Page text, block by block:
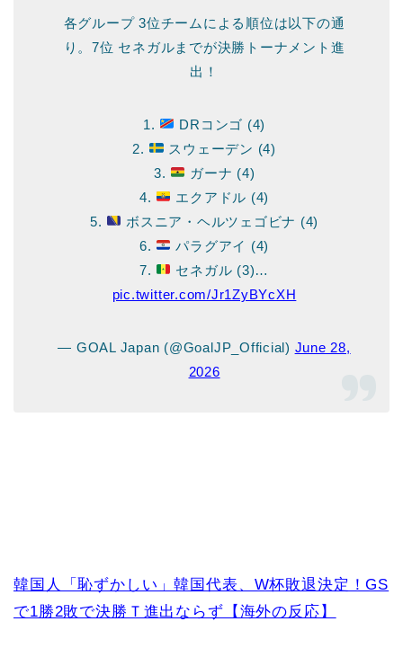
各グループ 3位チームによる順位は以下の通
り。7位 セネガルまでが決勝トーナメント進
出！
1.
DRコンゴ (4)
2.
スウェーデン (4)
3.
ガーナ (4)
4.
エクアドル (4)
5.
ボスニア・ヘルツェゴビナ (4)
6.
パラグアイ (4)
7.
セネガル (3)…
pic.twitter.com/Jr1ZyBYcXH
— GOAL Japan (@GoalJP_Official) June 28,
2026
韓国人「恥ずかしい」韓国代表、W杯敗退決定！GS
で1勝2敗で決勝Ｔ進出ならず【海外の反応】